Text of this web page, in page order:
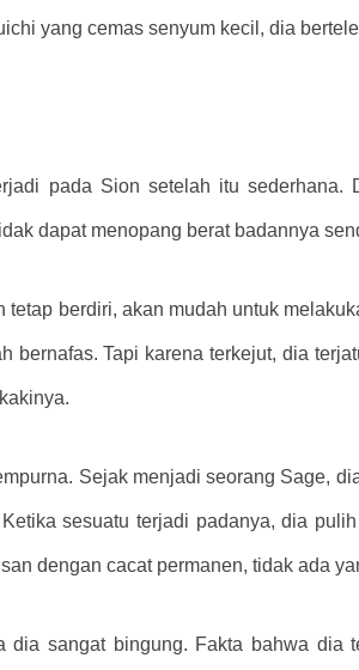
yang cemas senyum kecil, dia
pada Sion setelah itu sederhana.
dapat menopang berat badannya
tetap berdiri, akan mudah untuk
bernafas. Tapi karena terkejut, dia
Sejak menjadi seorang Sage,
sesuatu terjadi padanya, dia
dengan cacat permanen, tidak ada
dia sangat bingung. Fakta bahwa dia